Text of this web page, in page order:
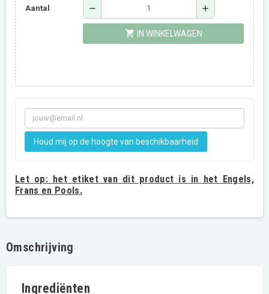
Aantal remove add
shopping_cart IN WINKELWAGEN
Houd mij op de hoogte van beschikbaarheid
Let op:het etiket van dit product is in het Engels,
Frans en Pools.
Omschrijving
Ingrediënten